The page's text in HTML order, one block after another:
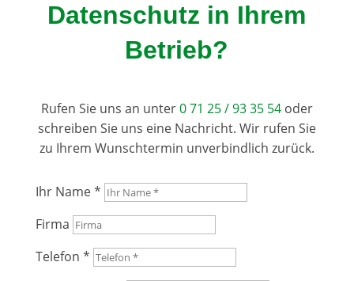
Datenschutz in Ihrem
Betrieb?
Rufen Sie uns an unter0 71 25 / 93 35 54oder
schreiben Sie uns eine Nachricht. Wir rufen Sie
zu Ihrem Wunschtermin unverbindlich zurück.
Ihr Name *
Firma
Telefon *